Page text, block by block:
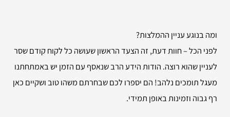
ומה בנוגע עניין ההמלצות?
לפני הכל – חוות דעת, זה הצעד הראשון שעושה כל לקוח קודם שסר
לעניין שהוא רוצה. הודות הידע הרב שנאסף עם הזמן יש באמתחתנו
מעגל תומכים נלהב! הם יספרו לכם שבחרתם משהו טוב ושקיים כאן
רף גבוה וזמינות באופן תמידי.